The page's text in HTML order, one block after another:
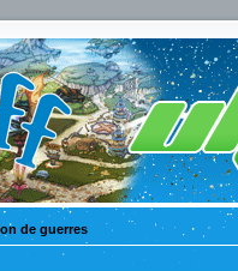
de guerres